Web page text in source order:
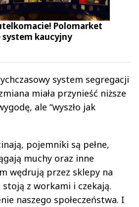
Polomarket
kaucyjny
system segregacji
miała przynieść niższe
ale “wyszło jak
pojemniki są pełne,
muchy oraz inne
wędrują przez sklepy na
stoją z workami i czekają.
naszego społeczeństwa. I